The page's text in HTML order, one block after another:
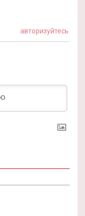
авторизуйтесь